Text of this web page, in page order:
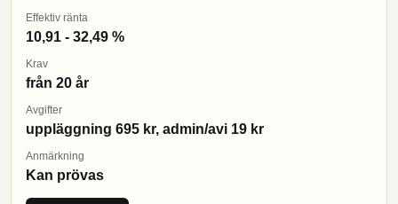
Effektiv ränta
10,91 - 32,49 %
Krav
från 20 år
Avgifter
uppläggning 695 kr, admin/avi 19 kr
Anmärkning
Kan prövas